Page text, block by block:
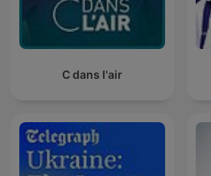
C dans l'air